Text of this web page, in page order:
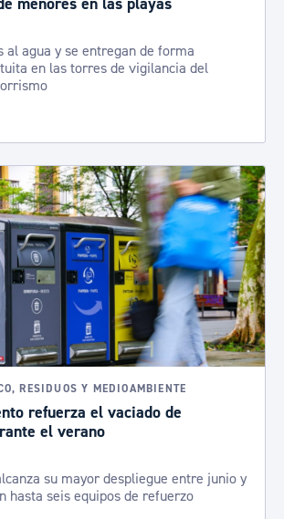
al agua y se entregan de forma
en las torres de vigilancia del
RESIDUOS Y MEDIOAMBIENTE
refuerza el vaciado de
el verano
su mayor despliegue entre junio y
hasta seis equipos de refuerzo